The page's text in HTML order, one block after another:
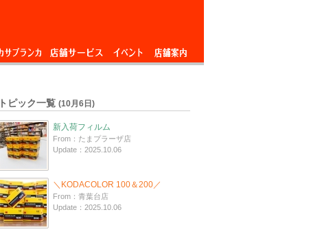
ブランカ 店舗サービス イベント 店舗案内
トピック一覧 (10月6日)
新入荷フィルム
From：たまプラーザ店
Update：2025.10.06
＼KODACOLOR 100＆200／
From：青葉台店
Update：2025.10.06